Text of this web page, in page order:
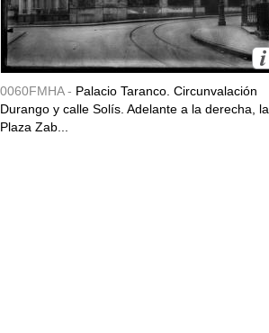
0060FMHA - Palacio Taranco. Circunvalación
Durango y calle Solís. Adelante a la derecha, la
Plaza Zab...